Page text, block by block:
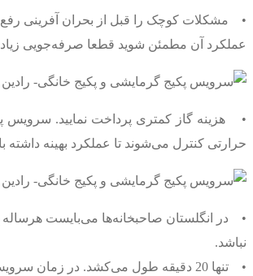
• مشکلات کوچک را قبل از بحران آفرینی رفع
عملکرد آن مطمئن شوید قطعا صرفه‌جویی
• هزینه گاز کمتری پرداخت نمایید. سرویس
حرارتی کنترل می‌شوند تا عملکرد بهینه داشته
• در انگلستان صاحبخانه‌ها می‌بایست هرساله
نباشد.
• تنها 20 دقیقه طول می‌کشد. در